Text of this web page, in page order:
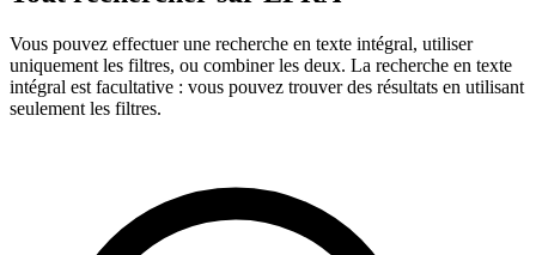
Vous pouvez effectuer une recherche en texte intégral, utiliser
uniquement les filtres, ou combiner les deux. La recherche en texte
intégral est facultative : vous pouvez trouver des résultats en utilisant
seulement les filtres.